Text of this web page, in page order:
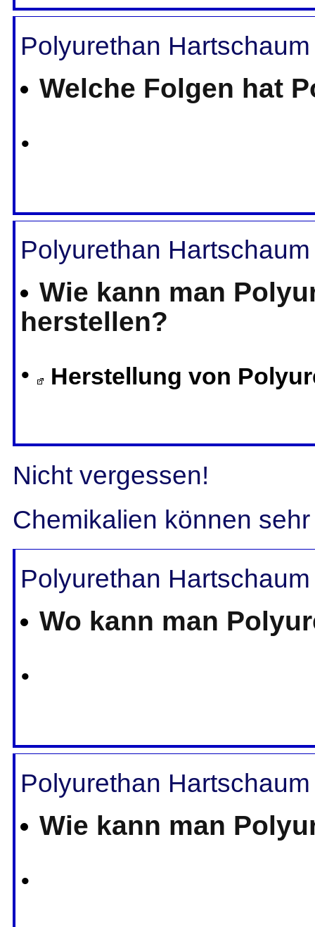
Polyurethan
Welche Folgen hat
•
Polyurethan
Wie kann man
herstellen?
• Herstellung von
Nicht vergessen!
Chemikalien können
Polyurethan
Wo kann man
•
Polyurethan
Wie kann man
•